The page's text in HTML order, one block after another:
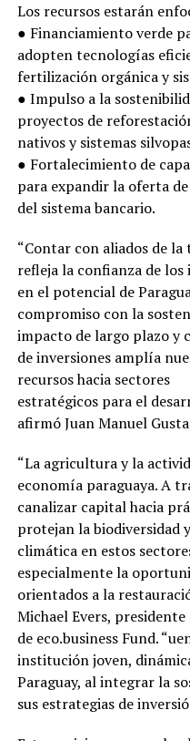
Los recursos estarán
● Financiamiento verde
adopten tecnologías
fertilización orgánica y
● Impulso a la
proyectos de
nativos y sistemas
● Fortalecimiento de
para expandir la oferta
del sistema bancario.
“Contar con aliados de la
refleja la confianza de
en el potencial de
compromiso con la
impacto de largo plazo y
de inversiones amplía
recursos hacia sectores
estratégicos para el
afirmó Juan Manuel
“La agricultura y la
economía paraguaya. A
canalizar capital hacia
protejan la biodiversidad
climática en estos
especialmente la
orientados a la
Michael Evers,
de eco.business Fund.
institución joven,
Paraguay, al integrar la
sus estrategias de